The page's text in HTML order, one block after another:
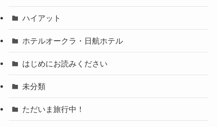
ハイアット
ホテルオークラ・日航ホテル
はじめにお読みください
未分類
ただいま旅行中！